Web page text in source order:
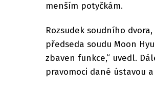
menším potyčkám.
Rozsudek soudního
předseda soudu Moon
zbaven funkce,“ uvedl.
pravomoci dané ústavou